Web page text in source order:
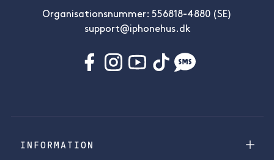
Organisationsnummer: 556818-4880 (SE)
support@iphonehus.dk
INFORMATION